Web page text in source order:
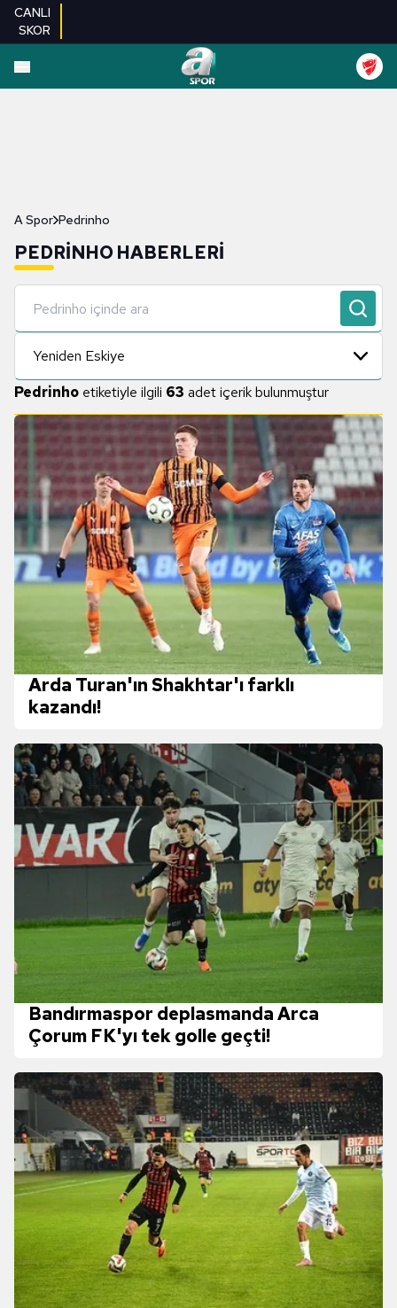
CANLI
SKOR
A Spor Pedrinho
PEDRINHO HABERLERI
Yeniden Eskiye
Pedrinho etiketiyle ilgili 63 adet içerik bulunmuştur
Arda Turan'ın Shakhtar'ı farklı
kazandı!
Bandırmaspor deplasmanda Arca
Çorum FK'yı tek golle geçti!